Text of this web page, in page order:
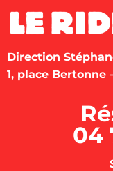
Direction
1, place Bertonne
04